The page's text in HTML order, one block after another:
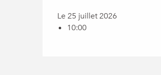
Le 25 juillet 2026
10:00